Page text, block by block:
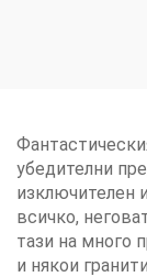
убедителни
изключителен
всичко,
тази на много
и някои